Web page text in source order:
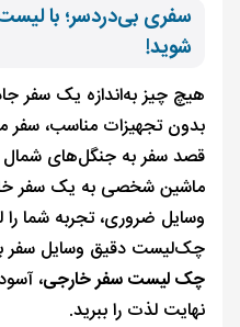
سفری بی‌دردسر؛ با
شوید!
هیچ چیز به‌اندازه یک سفر
بدون تجهیزات مناسب، سفر
قصد سفر به جنگل‌های شمال
ماشین شخصی به یک سفر
وسایل ضروری، تجربه شما
چک‌لیست دقیق وسایل
چک لیست سفر خارجی،
نهایت لذت را ببرید.